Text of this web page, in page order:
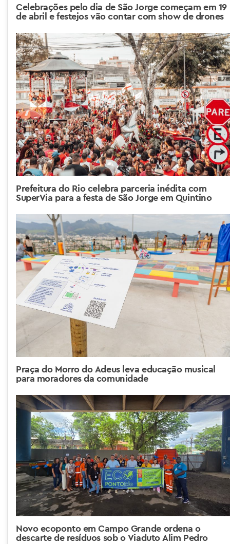
Celebrações pelo dia de São Jorge começam em 19
de abril e festejos vão contar com show de drones
Prefeitura do Rio celebra parceria inédita com
SuperVia para a festa de São Jorge em Quintino
Praça do Morro do Adeus leva educação musical
para moradores da comunidade
Novo ecoponto em Campo Grande ordena o
descarte de resíduos sob o Viaduto Alim Pedro